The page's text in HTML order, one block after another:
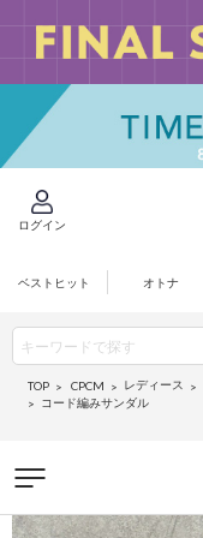
ログイン
ベストヒット オトナ
TOP CPCM レディース
コード編みサンダル